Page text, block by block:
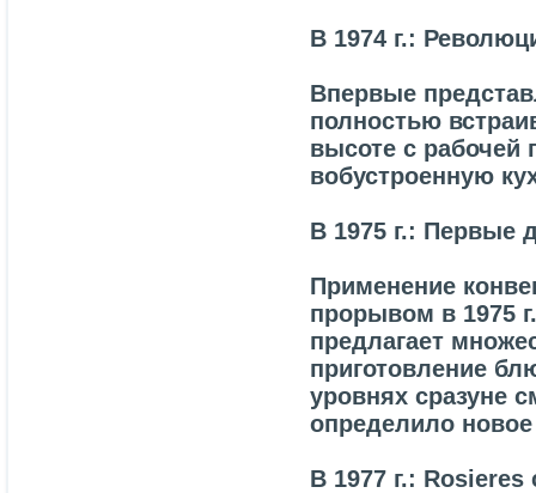
В 1974 г.:
Впервые
полностью
высоте с рабочей
вобустроенную
В 1975 г.: Первые
Применение
прорывом в 1975
предлагает
приготовление
уровнях сразуне
определило новое
В 1977 г.: